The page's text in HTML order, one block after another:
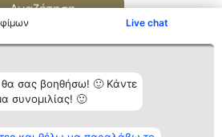
Live chat
θα σας βοηθήσω! 🙂 Κάντε
συνομιλίας! 🙂
Αναζήτηση
Κατάταξη Επικοινωνία